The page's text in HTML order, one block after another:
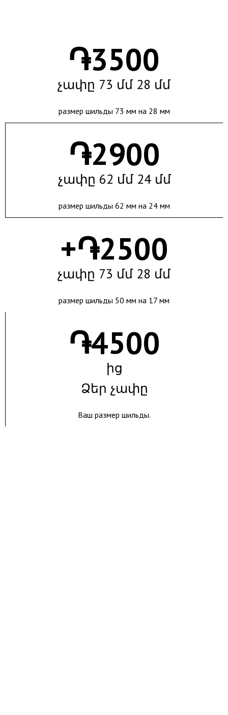
֏3500
չափը 73 մմ 28 մմ
размер шильды 73 мм на 28 мм
֏2900
չափը 62 մմ 24 մմ
размер шильды 62 мм на 24 мм
+֏2500
չափը 73 մմ 28 մմ
размер шильды 50 мм на 17 мм
֏4500
ից
Ձեր չափը
Ваш размер шильды.